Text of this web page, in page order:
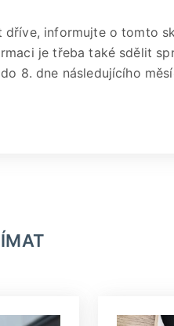
informujte o tomto
je třeba také sdělit
8. dne následujícího